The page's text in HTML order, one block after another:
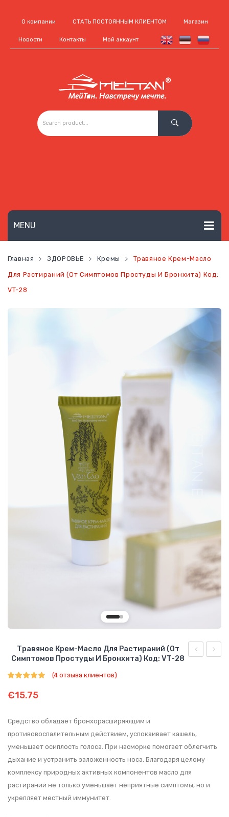
О компании СТАТЬ ПОСТОЯННЫМ КЛИЕНТОМ Магазин
Новости Контакты Мой аккаунт
MENU
ТОВАРЫ ДЛЯ ВОЛОС
ТОВАРЫ ДЛЯ ЛИЦА
СТАТЬ ПОСТОЯННЫМ КЛИЕНТОМ
О КОМПАНИИ
БИЗНЕС ВОЗМОЖНОСТИ
Главная ЗДОРОВЬЕ Кремы Травяное Крем-Масло
Для Растираний (от Симптомов Простуды И Бронхита) Код:
VT-28
ног
с
2
Травяное Крем-Масло Для Растираний (от
Симптомов Простуды И Бронхита) Код: VT-28
основе
опроса
(4 отзыва клиентов)
€15.75
Средство обладает бронхорасширяющим и
противовоспалительным действием, успокаивает кашель,
уменьшает осиплость голоса. При насморке помогает облегчить
дыхание и устранить заложенность носа. Благодаря целому
комплексу природных активных компонентов масло для
растираний не только уменьшает неприятные симптомы, но и
укрепляет местный иммунитет.